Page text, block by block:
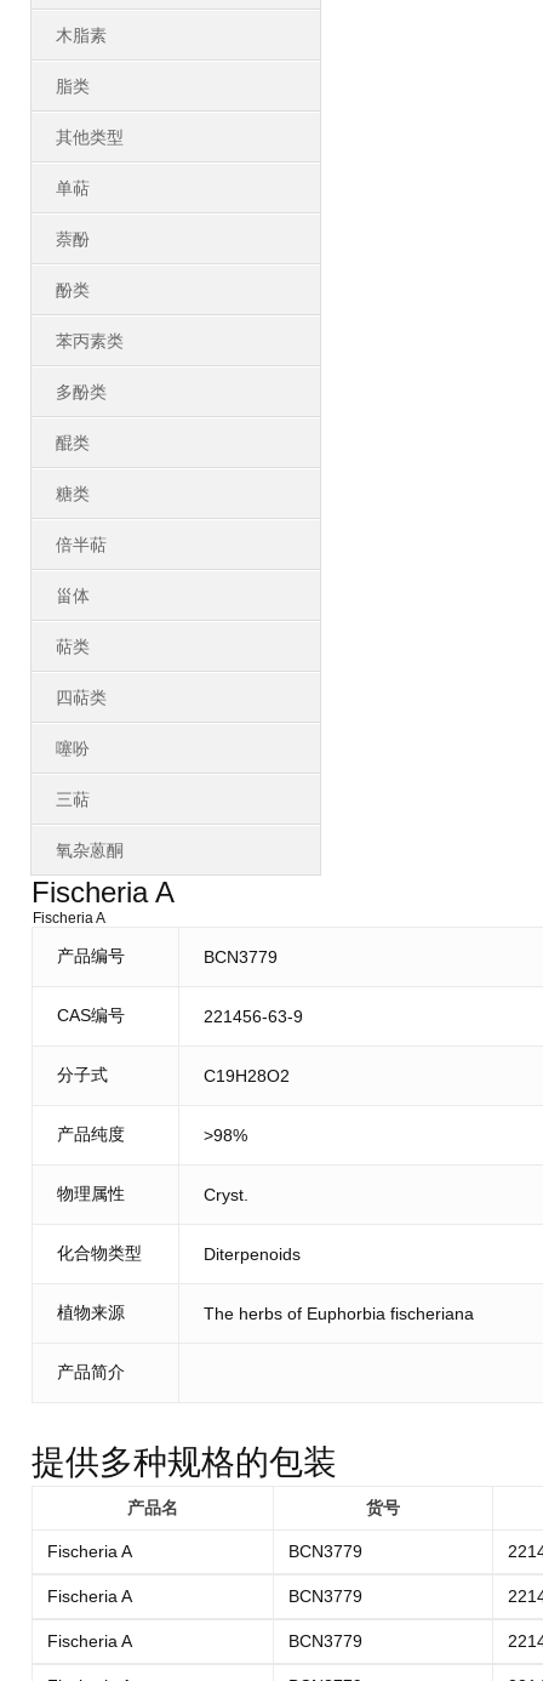
木脂素
脂类
其他类型
单萜
萘酚
酚类
苯丙素类
多酚类
醌类
糖类
倍半萜
甾体
萜类
四萜类
噻吩
三萜
氧杂蒽酮
Fischeria A
Fischeria A
产品编号 BCN3779
CAS编号 221456-63-9
分子式 C19H28O2
产品纯度 >98%
物理属性 Cryst.
化合物类型 Diterpenoids
植物来源 The herbs of Euphorbia fischeriana
产品简介
提供多种规格的包装
产品名 货号
Fischeria A BCN3779
Fischeria A BCN3779
Fischeria A BCN3779